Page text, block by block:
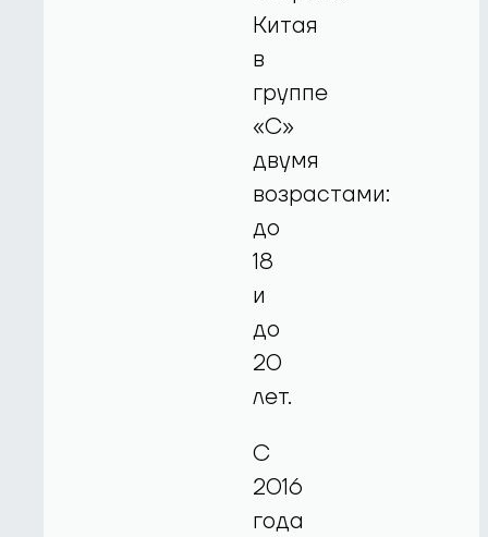
Китая
в
группе
«С»
двумя
возрастами:
до
18
и
до
20
лет.
С
2016
года